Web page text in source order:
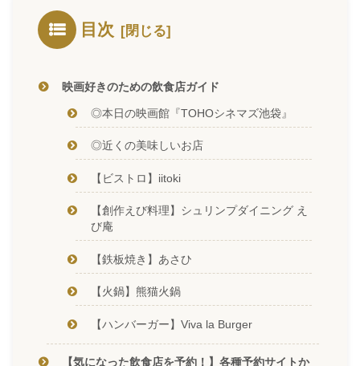
目次
映画好きのための飲食店ガイド
◎本日の映画館『TOHOシネマズ池袋』
◎近くの美味しいお店
【ビストロ】iitoki
【創作えび料理】シュリンプダイニング え
び庵
【鉄板焼き】あさひ
【火鍋】熊猫火鍋
【ハンバーガー】Viva la Burger
【気になった飲食店を予約！】各種予約サイトか